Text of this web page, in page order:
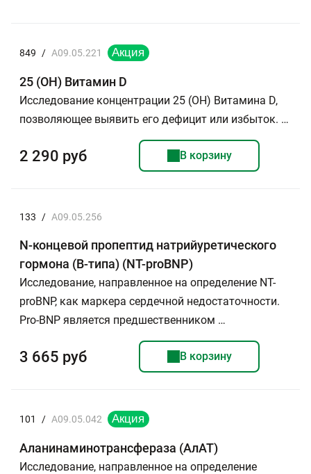
849 / A09.05.221
25 (ОН) Витамин D
Исследование концентрации 25 (ОН) Витамина D,
позволяющее выявить его дефицит или избыток. …
2 290 руб В корзину
133 / A09.05.256
N-концевой пропептид натрийуретического
гормона (В-типа) (NT-proBNP)
Исследование, направленное на определение NT-
proBNP, как маркера сердечной недостаточности.
Рro-BNP является предшественником …
3 665 руб В корзину
101 / A09.05.042
Аланинаминотрансфераза (АлАТ)
Исследование, направленное на определение